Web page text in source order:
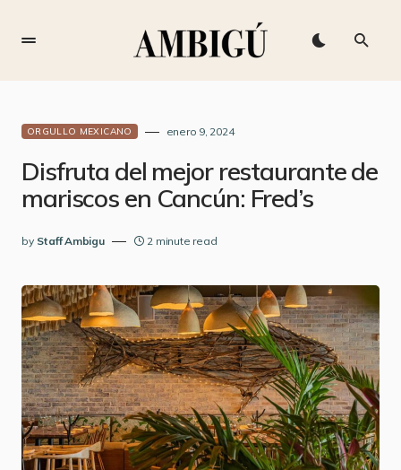
ORGULLO MEXICANO enero 9, 2024
Disfruta del mejor restaurante de
mariscos en Cancún: Fred’s
by Staff Ambigu 2 minute read